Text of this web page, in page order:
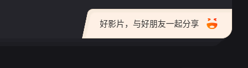
好影片，与好朋友一起分享